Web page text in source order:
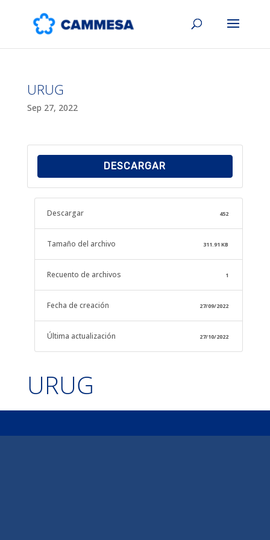
URUG
Sep 27, 2022
DESCARGAR
Descargar 452
Tamaño del archivo 311.91 KB
Recuento de archivos 1
Fecha de creación 27/09/2022
Última actualización 27/10/2022
URUG